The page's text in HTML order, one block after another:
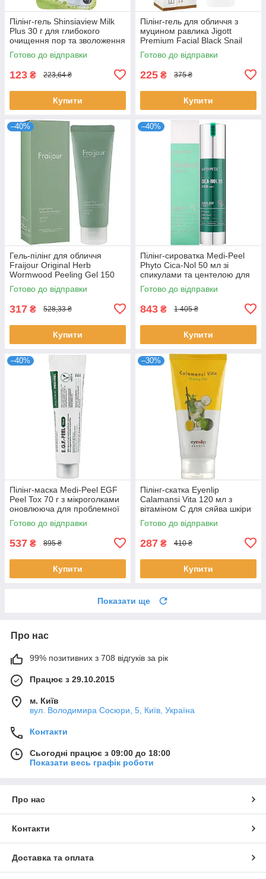
Пілінг-гель Shinsiaview Milk
Plus 30 г для глибокого
очищення пор та зволоження
чутливої шкіри Шіншіав’ю
Готово до відправки
123 ₴ 223,64 ₴
Купити
Пілінг-гель для обличчя з
муцином равлика Jigott
Premium Facial Black Snail
Peeling Gel 180 мл
Готово до відправки
225 ₴ 375 ₴
Купити
–40%
Гель-пілінг для обличчя
Fraijour Original Herb
Wormwood Peeling Gel 150
мл
Готово до відправки
317 ₴ 528,33 ₴
Купити
–40%
Пілінг-сироватка Medi-Peel
Phyto Cica-Nol 50 мл зі
спикулами та центелою для
проблемної шкіри Меді-Піл
Готово до відправки
843 ₴ 1 405 ₴
Купити
–40%
Пілінг-маска Medi-Peel EGF
Peel Tox 70 г з мікроголками
оновлююча для проблемної
шкіри Меді-Піл
Готово до відправки
537 ₴ 895 ₴
Купити
–30%
Пілінг-скатка Eyenlip
Calamansi Vita 120 мл з
вітаміном С для сяйва шкіри
очищувальний гель Айнліп
Готово до відправки
287 ₴ 410 ₴
Купити
Показати ще
Про нас
99% позитивних з 708 відгуків за рік
Працює з 29.10.2015
м. Київ
вул. Володимира Сосюри, 5, Київ, Україна
Контакти
Сьогодні працює з 09:00 до 18:00
Показати весь графік роботи
Про нас
Контакти
Доставка та оплата